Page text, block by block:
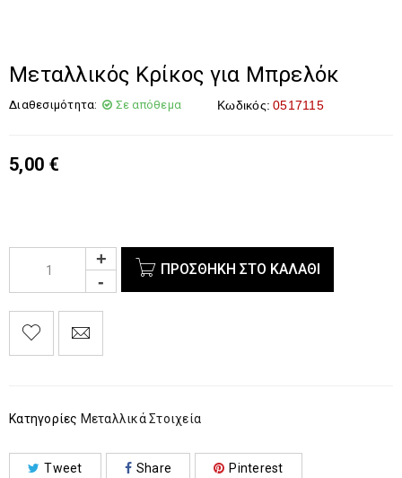
Μεταλλικός Κρίκος για Μπρελόκ
Διαθεσιμότητα: Σε απόθεμα Κωδικός: 0517115
5,00 €
ΠΡΟΣΘΉΚΗ ΣΤΟ ΚΑΛΆΘΙ
Κατηγορίες Μεταλλικά Στοιχεία
Tweet Share Pinterest